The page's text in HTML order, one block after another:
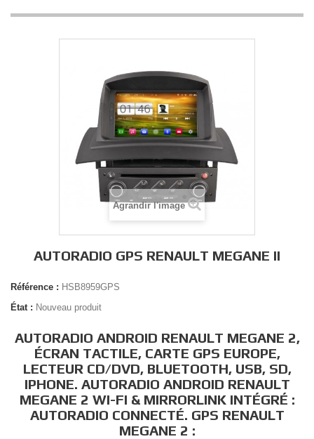
Agrandir l'image
AUTORADIO GPS RENAULT MEGANE II
Référence : HSB8959GPS
État : Nouveau produit
AUTORADIO ANDROID RENAULT MEGANE 2,
ÉCRAN TACTILE, CARTE GPS EUROPE,
LECTEUR CD/DVD, BLUETOOTH, USB, SD,
IPHONE. AUTORADIO ANDROID RENAULT
MEGANE 2 WI-FI & MIRRORLINK INTÉGRÉ :
AUTORADIO CONNECTÉ. GPS RENAULT
MEGANE 2 :